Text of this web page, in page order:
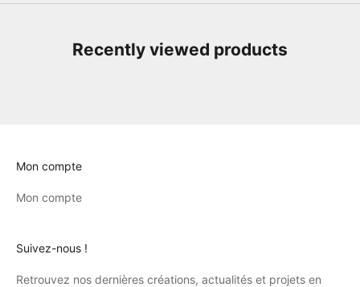
Recently viewed products
Mon compte
Mon compte
Suivez-nous !
Retrouvez nos dernières créations, actualités et projets en